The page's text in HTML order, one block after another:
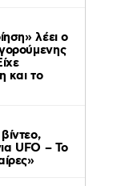
λέει ο
και το
UFO – Το